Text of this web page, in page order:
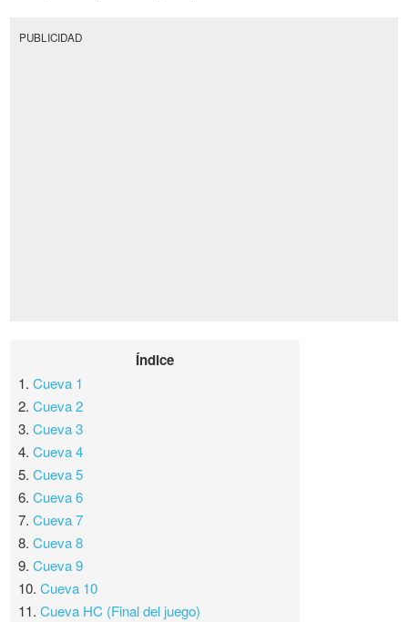
PUBLICIDAD
Índice
1.Cueva 1
2.Cueva 2
3.Cueva 3
4.Cueva 4
5.Cueva 5
6.Cueva 6
7.Cueva 7
8.Cueva 8
9.Cueva 9
10.Cueva 10
11.Cueva HC (Final del juego)